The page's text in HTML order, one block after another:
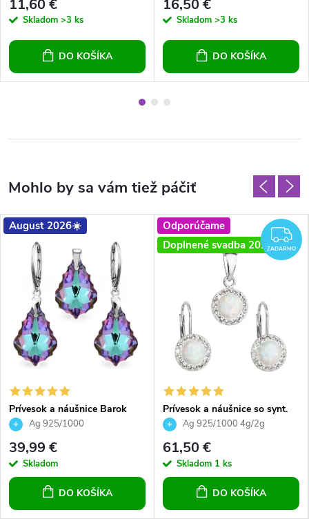
11,60 €
Skladom >3 ks
DO KOŠÍKA
16,50 €
Skladom >3 ks
DO KOŠÍKA
August 2026☀️
Prívesok a náušnice Barok
Crystal Vitrail Light striebro
Ag 925/1000
39,99 €
Skladom
DO KOŠÍKA
Odporúčame
Doplnené svadba 2026ZADARMO
Prívesok a náušnice so synt.
opálom a Preciosa crystals -
Ag 925/1000 4g/2g
61,50 €
Skladom 1 ks
DO KOŠÍKA